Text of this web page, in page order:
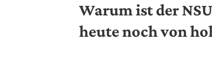
Warum ist der
heute noch von